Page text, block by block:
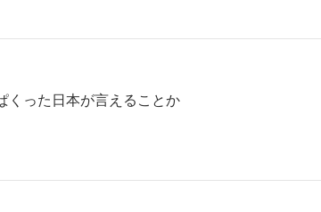
くった日本が言えることか